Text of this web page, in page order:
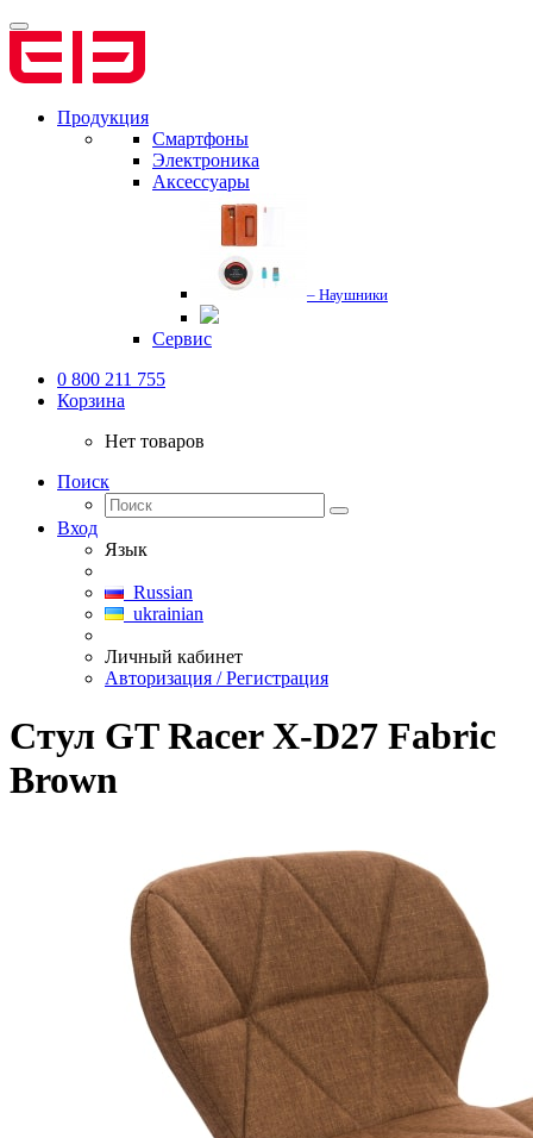
Продукция
Смартфоны
Электроника
Аксессуары
– Наушники
Сервис
0 800 211 755
Корзина
Нет товаров
Поиск
Вход
Язык
Russian
ukrainian
Личный кабинет
Авторизация / Регистрация
Стул GT Racer X-D27 Fabric
Brown